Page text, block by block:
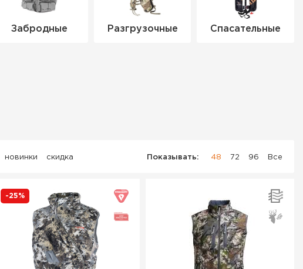
Забродные Разгрузочные Спасательные
новинки скидка Показывать: 48 72 96 Все
-25%